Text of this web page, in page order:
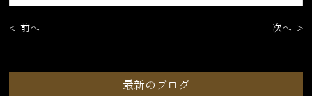
< 前へ 次へ >
最新のブログ